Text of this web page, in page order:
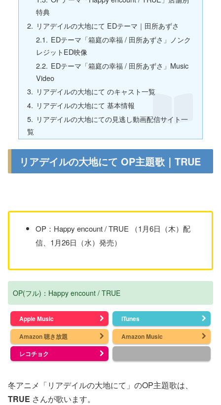
特典
リアデイルの大地にて EDテーマ｜田所あずさ
EDテーマ「箱庭の幸福 / 田所あずさ」ノンク
レジットED映像
EDテーマ「箱庭の幸福 / 田所あずさ」Music
Video
リアデイルの大地にて のキャスト一覧
リアデイルの大地にて 基本情報
リアデイルの大地にての見逃し動画配信サイト一
覧
リアデイルの大地にて OP主題歌｜TRUE
OP：Happy encount / TRUE （1月6日（木）配
信、1月26日（水）発売）
OP(フル)：Happy encount / TRUE
Apple Music
iTunes
Amazon 聴き放題
Amazon Music
レコチョク
冬アニメ「リアデイルの大地にて」のOP主題歌は、
TRUE さんが歌います。